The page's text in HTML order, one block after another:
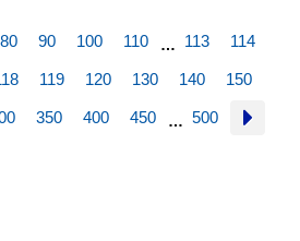
80 90 100 110 … 113 114
119 120 130 140 150
350 400 450 … 500